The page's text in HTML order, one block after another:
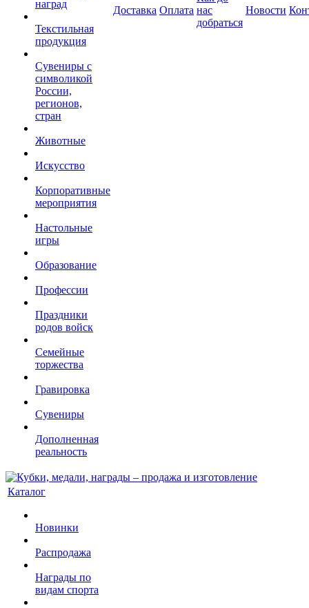
наград
Текстильная
продукция
Сувениры с
символикой
России,
регионов,
стран
Животные
Искусство
Корпоративные
мероприятия
Настольные
игры
Образование
Профессии
Праздники
родов войск
Семейные
торжества
Гравировка
Сувениры
Дополненная
реальность
Доставка Оплата нас
добраться
Новости
Каталог
Новинки
Распродажа
Награды по
видам спорта